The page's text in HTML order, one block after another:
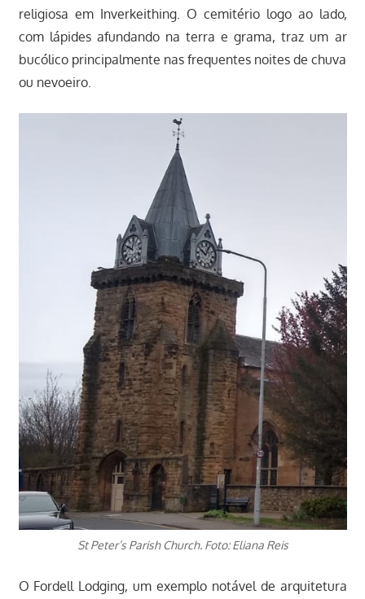
religiosa em Inverkeithing. O cemitério logo ao lado,
com lápides afundando na terra e grama, traz um ar
bucólico principalmente nas frequentes noites de chuva
ou nevoeiro.
St Peter’s Parish Church. Foto: Eliana Reis
O Fordell Lodging, um exemplo notável de arquitetura